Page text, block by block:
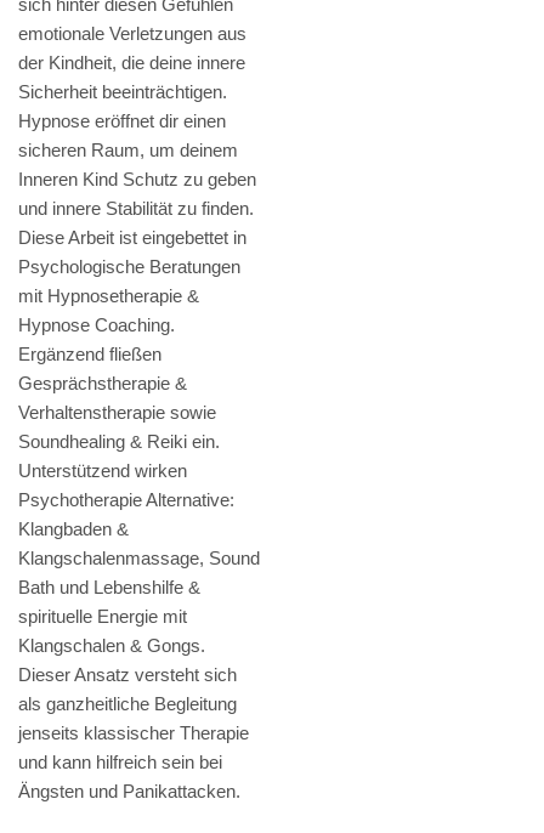
emotionale Verletzungen aus
der Kindheit, die deine innere
Sicherheit beeinträchtigen.
Hypnose eröffnet dir einen
sicheren Raum, um deinem
Inneren Kind Schutz zu geben
und innere Stabilität zu finden.
Diese Arbeit ist eingebettet in
Psychologische Beratungen
mit Hypnosetherapie &
Hypnose Coaching.
Ergänzend fließen
Gesprächstherapie &
Verhaltenstherapie sowie
Soundhealing & Reiki ein.
Unterstützend wirken
Psychotherapie Alternative:
Klangbaden &
Klangschalenmassage, Sound
Bath und Lebenshilfe &
spirituelle Energie mit
Klangschalen & Gongs.
Dieser Ansatz versteht sich
als ganzheitliche Begleitung
jenseits klassischer Therapie
und kann hilfreich sein bei
Ängsten und Panikattacken.